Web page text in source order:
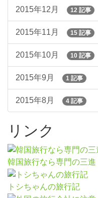
2015年12月 12 記事
2015年11月 15 記事
2015年10月 10 記事
2015年9月 1 記事
2015年8月 4 記事
リンク
韓国旅行なら専門の三
トシちゃんの旅行記